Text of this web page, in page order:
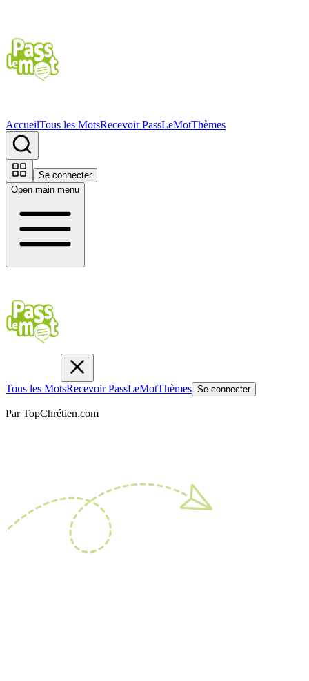
AccueilTous les MotsRecevoir PassLeMotThèmes
Se connecter
Open main menu
Tous les MotsRecevoir PassLeMotThèmes Se connecter
Par TopChrétien.com